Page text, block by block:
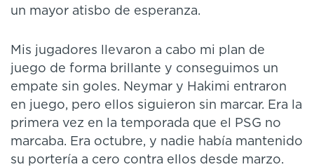
un mayor atisbo de esperanza.
Mis jugadores llevaron a cabo mi plan de
juego de forma brillante y conseguimos un
empate sin goles. Neymar y Hakimi entraron
en juego, pero ellos siguieron sin marcar. Era la
primera vez en la temporada que el PSG no
marcaba. Era octubre, y nadie había mantenido
su portería a cero contra ellos desde marzo.